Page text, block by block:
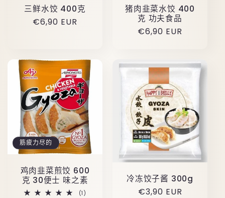
三鲜水饺 400克
原
€6,90 EUR
猪肉韭菜水饺 400
克 功夫食品
原
€6,90 EUR
筋疲力尽的
鸡肉韭菜煎饺 600
克 30便士 味之素
(1)
冷冻饺子酱 300g
原
€3,90 EUR